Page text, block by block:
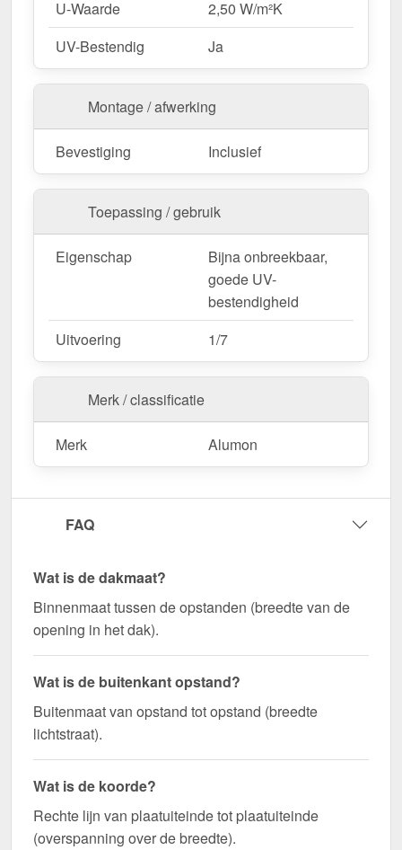
U-Waarde
2,50 W/m²K
UV-Bestendig
Ja
Montage / afwerking
Bevestiging Inclusief
Toepassing / gebruik
Eigenschap
Bijna onbreekbaar,
goede UV-
bestendigheid
Uitvoering
1/7
Merk / classificatie
Merk Alumon
FAQ
Wat is de dakmaat?
Binnenmaat tussen de opstanden (breedte van de
opening in het dak).
Wat is de buitenkant opstand?
Buitenmaat van opstand tot opstand (breedte
lichtstraat).
Wat is de koorde?
Rechte lijn van plaatuiteinde tot plaatuiteinde
(overspanning over de breedte).